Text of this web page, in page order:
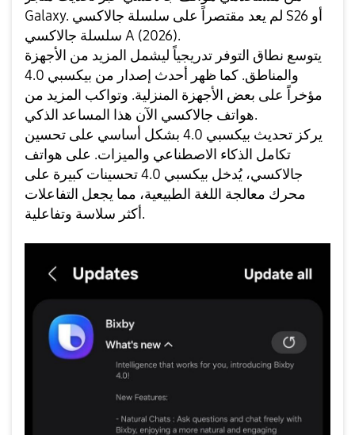
Galaxy. لم يعد مقتصراً على سلسلة جالاكسي S26 أو
سلسلة جالاكسي A (2026).
يتوسع نطاق التوفر تدريجياً ليشمل المزيد من الأجهزة
والمناطق. كما ظهر أحدث إصدار من بيكسبي 4.0
مؤخراً على بعض الأجهزة المنزلية. وتواكب المزيد من
هواتف جالاكسي الآن هذا المساعد الذكي.
يركز تحديث بيكسبي 4.0 بشكل أساسي على تحسين
تكامل الذكاء الاصطناعي والميزات. على هواتف
جالاكسي، يُدخل بيكسبي 4.0 تحسينات كبيرة على
محرك معالجة اللغة الطبيعية، مما يجعل التفاعلات
أكثر سلاسة وتفاعلية.